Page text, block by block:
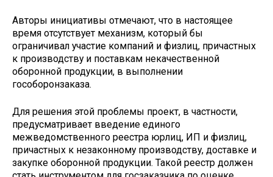
Авторы инициативы отмечают, что в настоящее
время отсутствует механизм, который бы
ограничивал участие компаний и физлиц, причастных
к производству и поставкам некачественной
оборонной продукции, в выполнении
гособоронзаказа.
Для решения этой проблемы проект, в частности,
предусматривает введение единого
межведомственного реестра юрлиц, ИП и физлиц,
причастных к незаконному производству, доставке и
закупке оборонной продукции. Такой реестр должен